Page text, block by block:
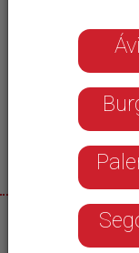
06/07/2026